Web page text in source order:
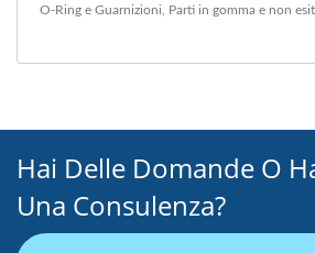
O-Ring e Guarnizioni Parti in gomma e non
Hai Delle Domande O
Una Consulenza?